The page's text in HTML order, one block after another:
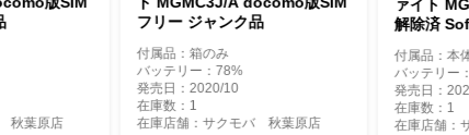
フリー ジャンク品
在庫店舗：サクモバ 秋葉原店
ァイト MGM53J/A SIMロック
解除済 SoftBank
在庫店舗：サクモバ 秋葉原店